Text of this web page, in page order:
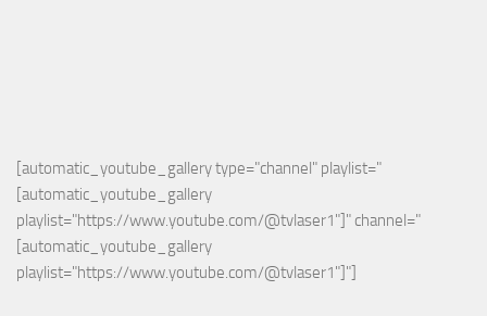
[automatic_youtube_gallery type="channel" playlist="
[automatic_youtube_gallery
playlist="https://www.youtube.com/@tvlaser1"]" channel="
[automatic_youtube_gallery
playlist="https://www.youtube.com/@tvlaser1"]"]